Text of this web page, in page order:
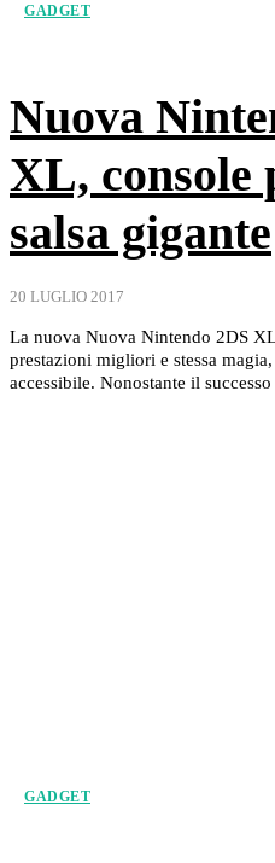
GADGET
Nuova
XL, console
salsa gigante
20 LUGLIO 2017
La nuova Nuova Nintendo 2DS
prestazioni migliori e stessa
accessibile. Nonostante il
GADGET